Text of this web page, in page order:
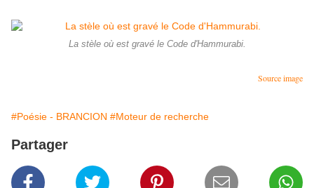
La stèle où est gravé le Code d'Hammurabi.
Source image
#Poésie - BRANCION #Moteur de recherche
Partager